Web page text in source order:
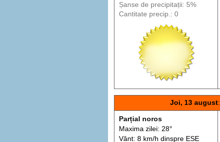
Șanse de precipitații: 5%
Cantitate precip.: 0
Joi, 13 august:
Parțial noros
Maxima zilei: 28°
Vânt: 8 km/h dinspreESE